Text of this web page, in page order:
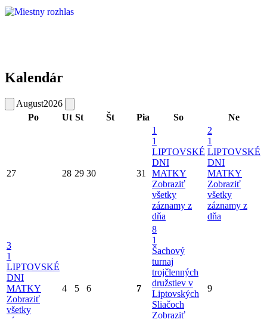
Kalendár
August2026
Po
Ut St Št Pia So Ne
27 28 29 30 31
1
1
LIPTOVSKÉ
DNI
MATKY
Zobraziť
všetky
záznamy z
dňa
2
1
LIPTOVSKÉ
DNI
MATKY
Zobraziť
všetky
záznamy z
dňa
3
1
LIPTOVSKÉ
DNI
MATKY
Zobraziť
všetky
4 5 6 7
8
1
Šachový
turnaj
trojčlenných
družstiev v
Liptovských
Sliačoch
Zobraziť
9